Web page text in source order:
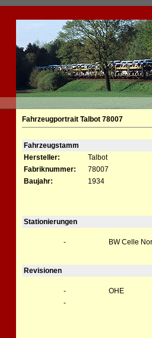
Fahrzeugportrait Talbot 78007
Fahrzeugstamm
Hersteller:
Talbot
Fabriknummer:
78007
Baujahr:
1934
Stationierungen
- BW Celle
Revisionen
-
OHE
-